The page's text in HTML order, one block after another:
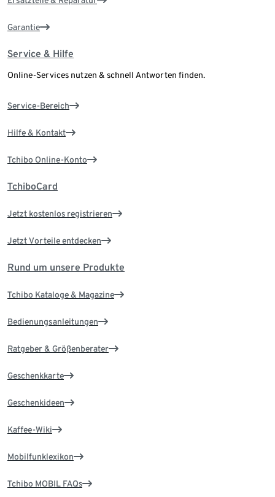
Garantie
Service & Hilfe
Online-Services nutzen & schnell Antworten finden.
Service-Bereich
Hilfe & Kontakt
Tchibo Online-Konto
TchiboCard
Jetzt kostenlos registrieren
Jetzt Vorteile entdecken
Rund um unsere Produkte
Tchibo Kataloge & Magazine
Bedienungsanleitungen
Ratgeber & Größenberater
Geschenkkarte
Geschenkideen
Kaffee-Wiki
Mobilfunklexikon
Tchibo MOBIL FAQs